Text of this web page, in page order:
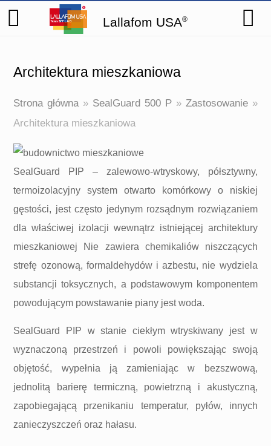
Lallafom USA®
Architektura mieszkaniowa
Strona główna» SealGuard 500 P» Zastosowanie»
Architektura mieszkaniowa
SealGuard PIP – zalewowo-wtryskowy, półsztywny,
termoizolacyjny system otwarto komórkowy o niskiej
gęstości, jest często jedynym rozsądnym rozwiązaniem
dla właściwej izolacji wewnątrz istniejącej architektury
mieszkaniowej Nie zawiera chemikaliów niszczących
strefę ozonową, formaldehydów i azbestu, nie wydziela
substancji toksycznych, a podstawowym komponentem
powodującym powstawanie piany jest woda.
SealGuard PIP w stanie ciekłym wtryskiwany jest w
wyznaczoną przestrzeń i powoli powiększając swoją
objętość, wypełnia ją zamieniając w bezszwową,
jednolitą barierę termiczną, powietrzną i akustyczną,
zapobiegającą przenikaniu temperatur, pyłów, innych
zanieczyszczeń oraz hałasu.